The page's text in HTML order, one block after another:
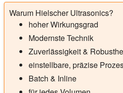
Warum Hielscher Ultrasonics?
hoher Wirkungsgrad
Modernste Technik
Zuverlässigkeit &
einstellbare, präzise
Batch & Inline